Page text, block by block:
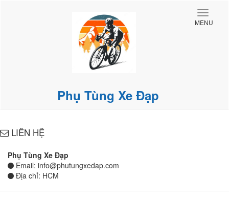
Toggle
MENU
Phụ Tùng Xe Đạp
LIÊN HỆ
Phụ Tùng Xe Đạp
Email: info@phutungxedap.com
Địa chỉ: HCM